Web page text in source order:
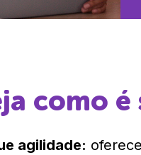
como
agilidade: